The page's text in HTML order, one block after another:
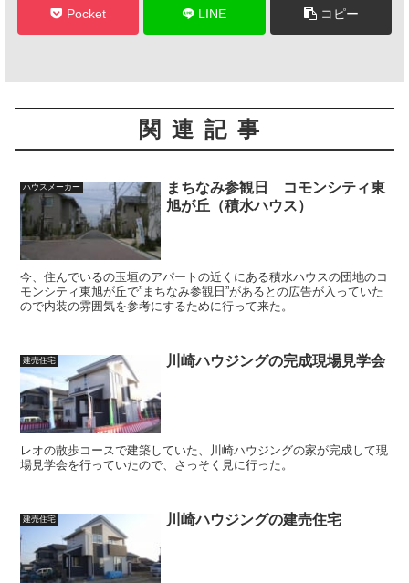
Pocket LINE コピー
関連記事
ハウスメーカー
まちなみ参観日 コモンシティ東
旭が丘（積水ハウス）
今、住んでいるの玉垣のアパートの近くにある積水ハウスの団地のコ
モンシティ東旭が丘で”まちなみ参観日”があるとの広告が入っていた
ので内装の雰囲気を参考にするために行って来た。
建売住宅 川崎ハウジングの完成現場見学会
レオの散歩コースで建築していた、川崎ハウジングの家が完成して現
場見学会を行っていたので、さっそく見に行った。
建売住宅 川崎ハウジングの建売住宅